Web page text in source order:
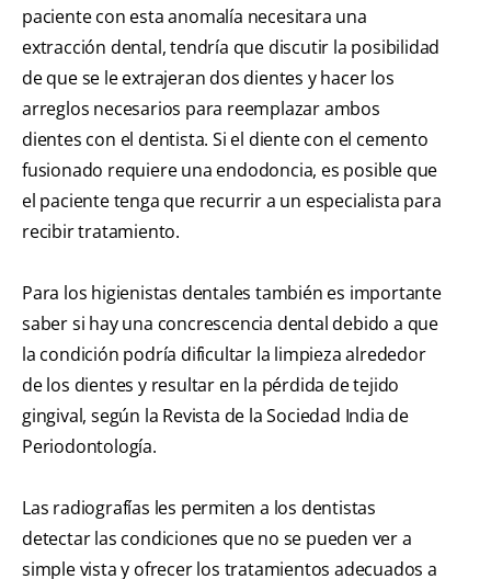
paciente con esta anomalía necesitara una
extracción dental, tendría que discutir la posibilidad
de que se le extrajeran dos dientes y hacer los
arreglos necesarios para reemplazar ambos
dientes con el dentista. Si el diente con el cemento
fusionado requiere una endodoncia, es posible que
el paciente tenga que recurrir a un especialista para
recibir tratamiento.
Para los higienistas dentales también es importante
saber si hay una concrescencia dental debido a que
la condición podría dificultar la limpieza alrededor
de los dientes y resultar en la pérdida de tejido
gingival, según la Revista de la Sociedad India de
Periodontología.
Las radiografías les permiten a los dentistas
detectar las condiciones que no se pueden ver a
simple vista y ofrecer los tratamientos adecuados a